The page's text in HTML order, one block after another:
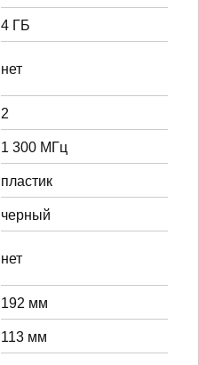
4 ГБ
нет
2
1 300 МГц
пластик
черный
нет
192 мм
113 мм